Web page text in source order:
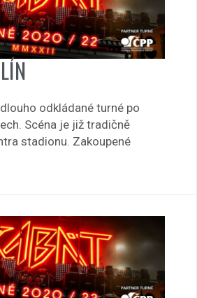
odkládané turné po
Scéna je již tradičně
stadionu. Zakoupené